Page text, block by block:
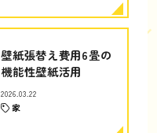
壁紙張替え費用6畳の
機能性壁紙活用
2026.03.22
家